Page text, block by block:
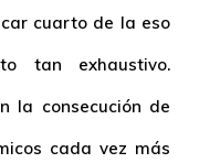
cuarto de la eso
tan exhaustivo.
la consecución de
cada vez más